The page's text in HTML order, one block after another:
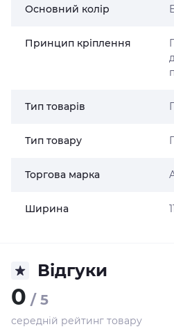
Основний колір
Принцип кріплення
Тип товарів
Тип товару
Торгова марка
Ширина
Відгуки
0 / 5
середній рейтинг товару